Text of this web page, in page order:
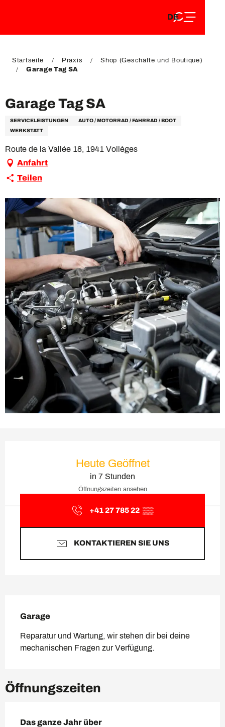
EN
DE
FR
Startseite Praxis
Shop (Geschäfte und Boutique)
Garage Tag SA
Garage Tag SA
SERVICELEISTUNGEN
AUTO / MOTORRAD / FAHRRAD / BOOT
WERKSTATT
Route de la Vallée 18, 1941 Vollèges
Anfahrt
Teilen
Heute Geöffnet
in 7 Stunden
Öffnungszeiten ansehen
+41 27 785 22 ▒▒
KONTAKTIEREN SIE UNS
Garage
Reparatur und Wartung, wir stehen dir bei deine
mechanischen Fragen zur Verfügung.
Öffnungszeiten
Das ganze Jahr über
Das ganze Jahr über